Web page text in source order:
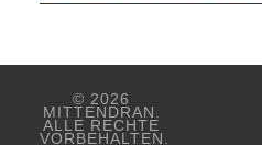
© 2026
MITTENDRAN.
ALLE RECHTE
VORBEHALTEN.